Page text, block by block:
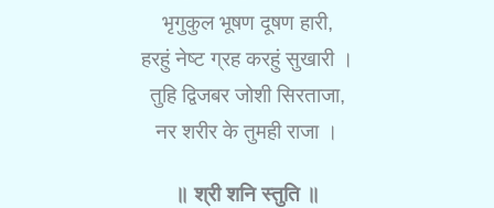
भृगुकुल भूषण दूषण हारी,
हरहुं नेष्ट ग्रह करहुं सुखारी ।
तुहि द्विजबर जोशी सिरताजा,
नर शरीर के तुमही राजा ।
॥ श्री शनि स्तुति ॥